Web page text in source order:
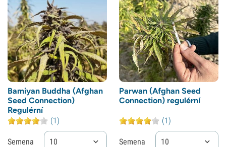
Bamiyan Buddha (Afghan
Seed Connection)
Regulérní
(1)
Semena 10
Parwan (Afghan Seed
Connection) regulérní
(1)
Semena 10